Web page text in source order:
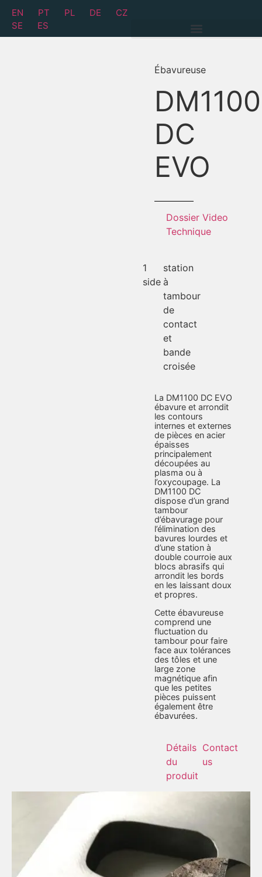
EN PT PL DE
CZ
SE
ES
Ébavureuse
DM1100
DC
EVO
Dossier
Technique
Video
1
side
station
à
tambour
de
contact
et
bande
croisée
La DM1100 DC EVO
ébavure et arrondit
les contours
internes et externes
de pièces en acier
épaisses
principalement
découpées au
plasma ou à
l’oxycoupage. La
DM1100 DC
dispose d’un grand
tambour
d’ébavurage pour
l’élimination des
bavures lourdes et
d’une station à
double courroie aux
blocs abrasifs qui
arrondit les bords
en les laissant doux
et propres.
Cette ébavureuse
comprend une
fluctuation du
tambour pour faire
face aux tolérances
des tôles et une
large zone
magnétique afin
que les petites
pièces puissent
également être
ébavurées.
Détails
du
produit
Contact
us